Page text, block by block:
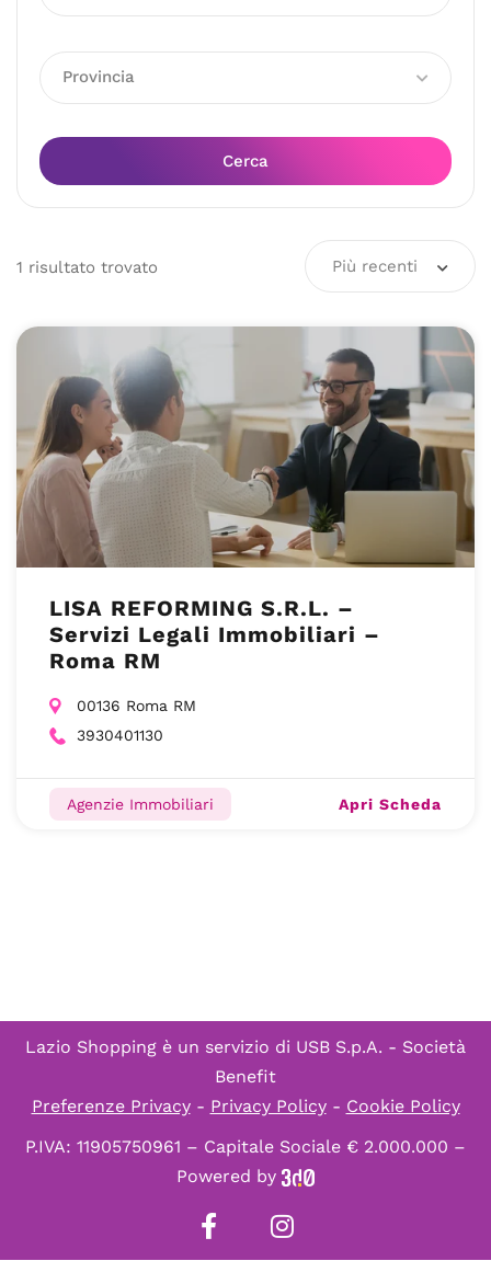
Provincia
Cerca
1 risultato trovato Più recenti
LISA REFORMING S.R.L. –
Servizi Legali Immobiliari –
Roma RM
00136 Roma RM
3930401130
Agenzie Immobiliari Apri Scheda
Lazio Shopping è un servizio di USB S.p.A. - Società
Benefit
Preferenze Privacy- Privacy Policy- Cookie Policy
P.IVA: 11905750961 – Capitale Sociale € 2.000.000 –
Powered by